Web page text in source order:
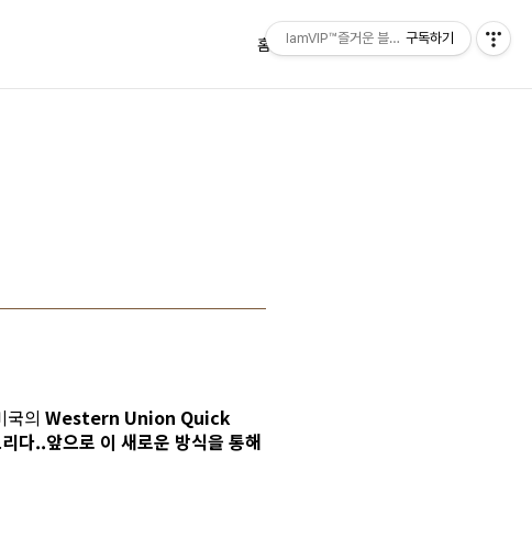
홈 태그 방명록
국의 Western Union Quick
다..앞으로 이 새로운 방식을 통해
IamVIP™즐거운 블로깅구독하기